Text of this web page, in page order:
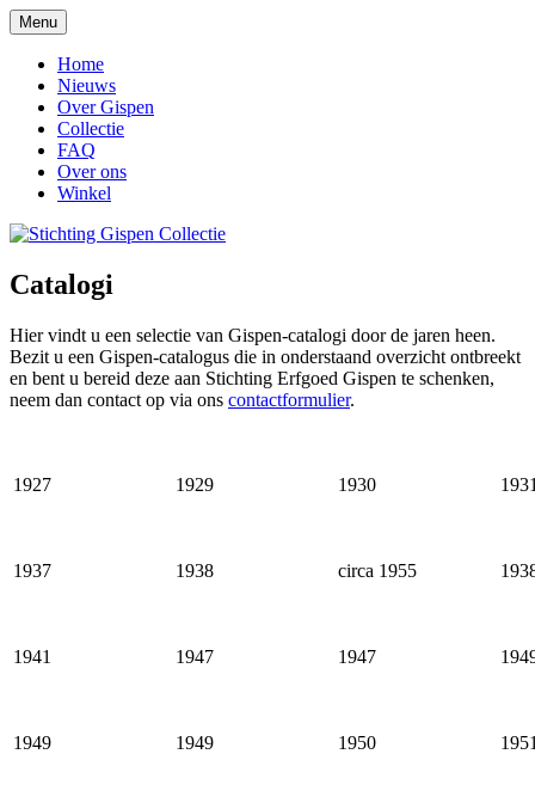
Ga
naar
inhoud
Stichting Gispen Collectie
Menu
Home
Nieuws
Over Gispen
Collectie
FAQ
Over ons
Winkel
Catalogi
Hier vindt u een selectie van Gispen-catalogi door de jaren heen.
Bezit u een Gispen-catalogus die in onderstaand overzicht ontbreekt
en bent u bereid deze aan Stichting Erfgoed Gispen te schenken,
neem dan contact op via ons contactformulier.
1927 1929 1930
1937 1938 circa 1955
1941 1947 1947
1949 1949 1950